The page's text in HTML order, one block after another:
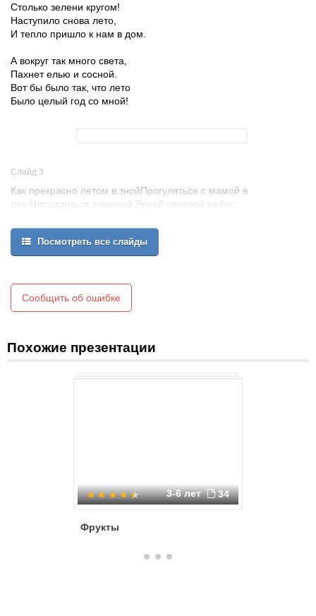
Столько зелени кругом!
Наступило снова лето,
И тепло пришло к нам в дом.
А вокруг так много света,
Пахнет елью и сосной.
Вот бы было так, что лето
Было целый год со мной!
Слайд 3
Как прекрасно летом в знойПрогуляться с мамой в
лес,Насладиться тишиной,Яркой синевой небес.
Посмотреть все слайды
Сообщить об ошибке
Похожие презентации
3-6 лет 34
Фрукты